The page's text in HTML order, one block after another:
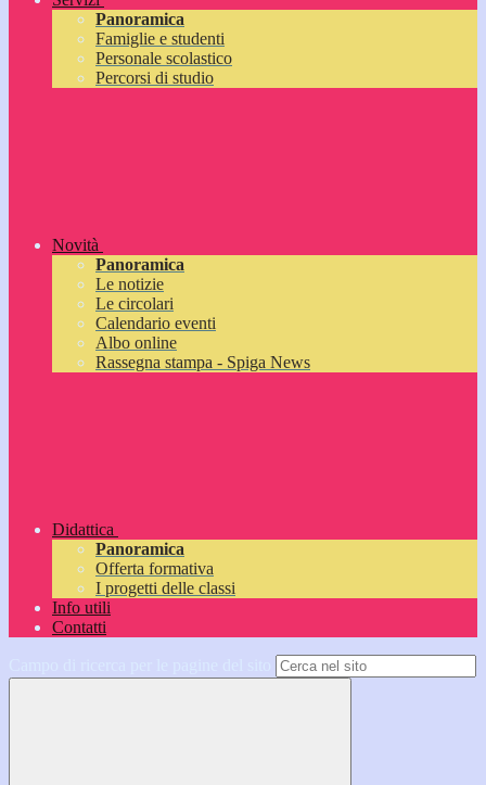
Panoramica
Famiglie e studenti
Personale scolastico
Percorsi di studio
Novità
Panoramica
Le notizie
Le circolari
Calendario eventi
Albo online
Rassegna stampa - Spiga News
Didattica
Panoramica
Offerta formativa
I progetti delle classi
Info utili
Contatti